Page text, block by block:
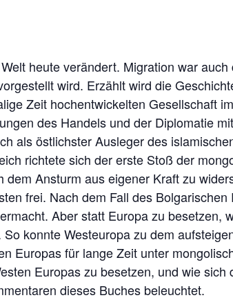
heute verändert. Migration war
wird. Erzählt wird die
Zeit hochentwickelten Gesellschaft
des Handels und der Diplomatie
als östlichster Ausleger des
richtete sich der erste Stoß der
Ansturm aus eigener Kraft zu
frei. Nach dem Fall des
Aber statt Europa zu besetzen,
konnte Westeuropa zu dem
Europas für lange Zeit unter
Europas zu besetzen, und wie sich
dieses Buches beleuchtet.